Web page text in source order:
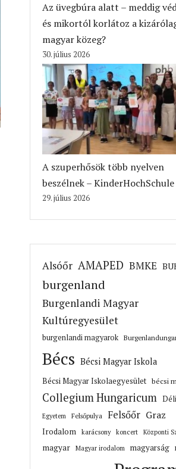
Az üvegbúra alatt – meddig
és mikortól korlátoz a
magyar közeg?
30. július 2026
A szuperhősök több nyelven
beszélnek –
29. július 2026
Alsóőr AMAPED BMKE
burgenland
Burgenlandi Magyar
Kultúregyesület
burgenlandi magyarok
Bécs Bécsi Magyar Iskola
Bécsi Magyar Iskolaegyesület bécsi
Collegium Hungaricum
Egyetem Felsőpulya Felsőőr Graz
Irodalom karácsony koncert Központi
magyar Magyar irodalom magyarság